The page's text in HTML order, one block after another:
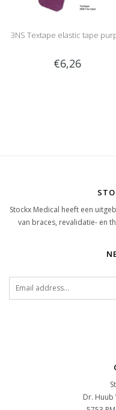
3NS Textape elastic tape
€6,26
Stockx Medical heeft een
van braces, revalidatie- en
Dr. Huub